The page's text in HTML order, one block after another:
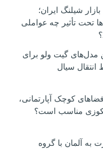
شیلنگ ایران؛
تحت تأثیر چه عواملی
مدل‌های گیت ولو برای
سیال
کوچک آپارتمانی،
مناسب است؟
به آلمان با گروه